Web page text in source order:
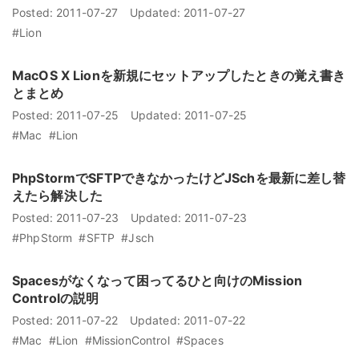
Posted: 2011-07-27 Updated: 2011-07-27
#Lion
MacOS X Lionを新規にセットアップしたときの覚え書き
とまとめ
Posted: 2011-07-25 Updated: 2011-07-25
#Mac #Lion
PhpStormでSFTPできなかったけどJSchを最新に差し替
えたら解決した
Posted: 2011-07-23 Updated: 2011-07-23
#PhpStorm #SFTP #Jsch
Spacesがなくなって困ってるひと向けのMission
Controlの説明
Posted: 2011-07-22 Updated: 2011-07-22
#Mac #Lion #MissionControl #Spaces